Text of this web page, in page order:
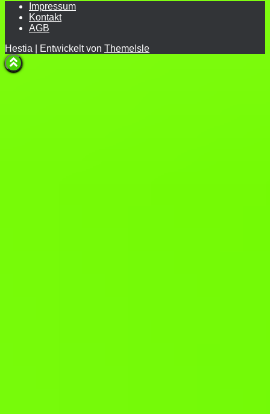
Impressum
Kontakt
AGB
Hestia | Entwickelt von ThemeIsle